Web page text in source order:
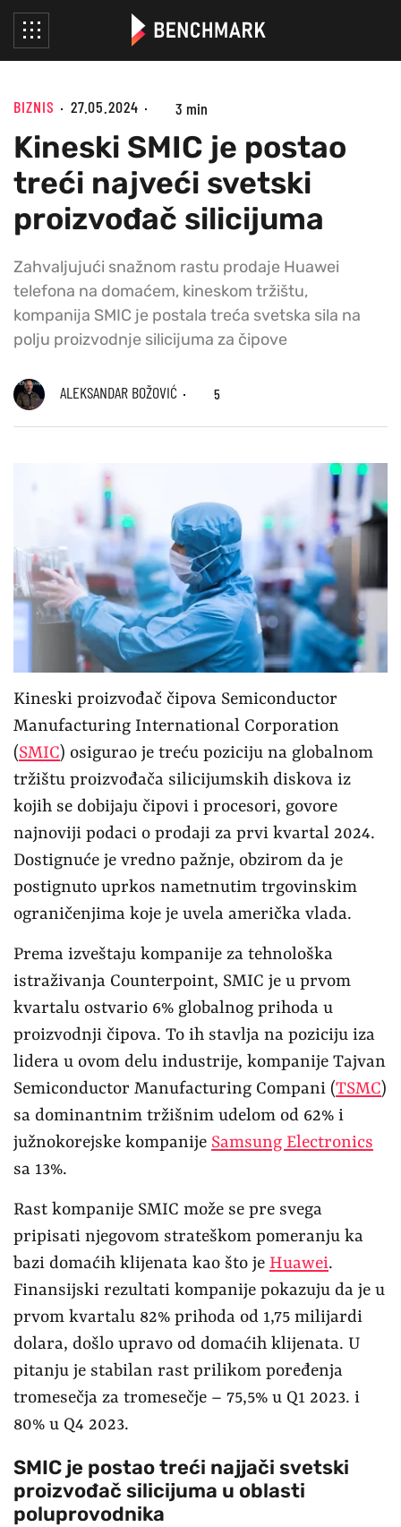
BIZNIS 27.05.2024 3 min
Kineski SMIC je postao
treći najveći svetski
proizvođač silicijuma
Zahvaljujući snažnom rastu prodaje Huawei
telefona na domaćem, kineskom tržištu,
kompanija SMIC je postala treća svetska sila na
polju proizvodnje silicijuma za čipove
ALEKSANDAR BOŽOVIĆ 5
Kineski proizvođač čipova Semiconductor
Manufacturing International Corporation
(SMIC) osigurao je treću poziciju na globalnom
tržištu proizvođača silicijumskih diskova iz
kojih se dobijaju čipovi i procesori, govore
najnoviji podaci o prodaji za prvi kvartal 2024.
Dostignuće je vredno pažnje, obzirom da je
postignuto uprkos nametnutim trgovinskim
ograničenjima koje je uvela američka vlada.
Prema izveštaju kompanije za tehnološka
istraživanja Counterpoint, SMIC je u prvom
kvartalu ostvario 6% globalnog prihoda u
proizvodnji čipova. To ih stavlja na poziciju iza
lidera u ovom delu industrije, kompanije Tajvan
Semiconductor Manufacturing Compani (TSMC)
sa dominantnim tržišnim udelom od 62% i
južnokorejske kompanije Samsung Electronics
sa 13%.
Rast kompanije SMIC može se pre svega
pripisati njegovom strateškom pomeranju ka
bazi domaćih klijenata kao što je Huawei.
Finansijski rezultati kompanije pokazuju da je u
prvom kvartalu 82% prihoda od 1,75 milijardi
dolara, došlo upravo od domaćih klijenata. U
pitanju je stabilan rast prilikom poređenja
tromesečja za tromesečje – 75,5% u Q1 2023. i
80% u Q4 2023.
SMIC je postao treći najjači svetski
proizvođač silicijuma u oblasti
poluprovodnika